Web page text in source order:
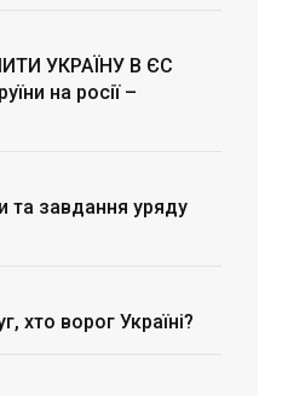
УКРАЇНУ В ЄС
на росії –
та завдання уряду
хто ворог Україні?